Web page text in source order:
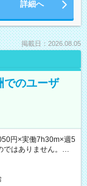
詳細へ
掲載日：2026.08.05
でのユーザ
円×実働7h30m×週5
はありません。※給